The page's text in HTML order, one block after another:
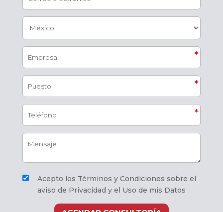
Acepto los Términos y Condiciones sobre el
aviso de Privacidad y el Uso de mis Datos